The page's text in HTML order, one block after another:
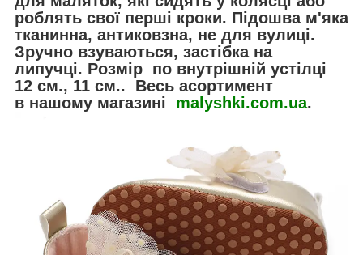
роблять свої перші кроки. Підошва м'яка
тканинна, антиковзна, не для вулиці.
Зручно взуваються, застібка на
липучці. Розмір по внутрішній устілці
12 см., 11 см.. Весь асортимент
в нашому магазині malyshki.com.ua.